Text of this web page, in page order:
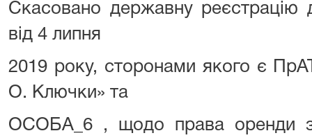
Скасовано державну реєстрацію
від 4 липня
2019 року, сторонами якого є
О. Ключки» та
ОСОБА_6 , щодо права оренди